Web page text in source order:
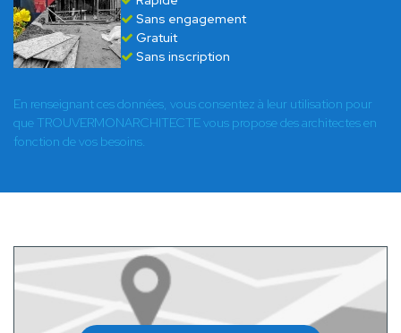
Sans engagement
Gratuit
Sans inscription
En renseignant ces données, vous consentez à leur utilisation pour
que TROUVERMONARCHITECTE vous propose des architectes en
fonction de vos besoins.